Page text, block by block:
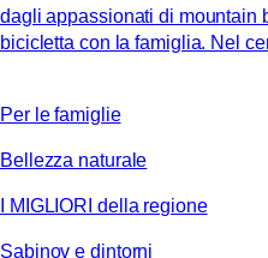
dagli appassionati di mountain
bicicletta con la famiglia. Nel
Per le famiglie
Bellezza naturale
I MIGLIORI della regione
Sabinov e dintorni